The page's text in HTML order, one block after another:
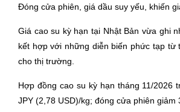
Đóng cửa phiên, giá dầu suy yếu, khiến
Giá cao su kỳ hạn tại Nhật Bản vừa ghi
kết hợp với những diễn biến phức tạp
cho thị trường.
Hợp đồng cao su kỳ hạn tháng 11/2026
JPY (2,78 USD)/kg; đóng cửa phiên giảm